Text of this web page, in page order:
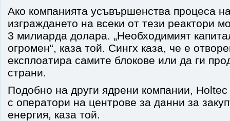
Ако компанията усъвършенства процеса
изграждането на всеки от тези реактори
3 милиарда долара. „Необходимият
огромен“, каза той. Сингх каза, че е
експлоатира самите блокове или да ги
страни.
Подобно на други ядрени компании,
с оператори на центрове за данни за
енергия, каза той.